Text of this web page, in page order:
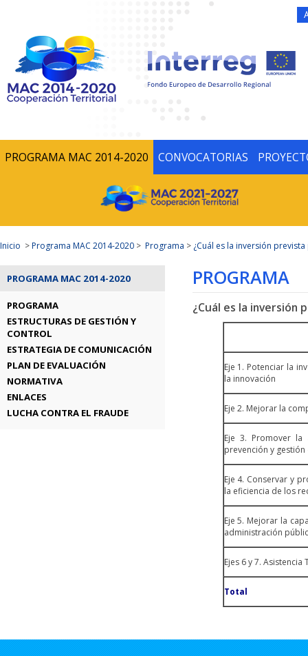
PROGRAMA MAC 2014-2020 CONVOCATORIAS
Inicio >Programa MAC 2014-2020 > Programa > ¿Cuál es la inversión prevista
PROGRAMA MAC 2014-2020
PROGRAMA
ESTRUCTURAS DE GESTIÓN Y
CONTROL
ESTRATEGIA DE COMUNICACIÓN
PLAN DE EVALUACIÓN
NORMATIVA
ENLACES
LUCHA CONTRA EL FRAUDE
PROGRAMA
¿Cuál es la inversión
Eje 1. Potenciar la
la innovación
Eje 2. Mejorar la
Eje 3. Promover
prevención y
Eje 4. Conservar y
la eficiencia de los
Eje 5. Mejorar la
administración
Ejes 6 y 7. Asistencia
Total